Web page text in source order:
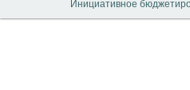
Инициативное